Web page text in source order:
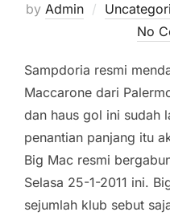
by Admin
No
Sampdoria resmi
Maccarone dari
dan haus gol ini sudah
penantian panjang itu
Big Mac resmi
Selasa 25-1-2011 ini.
sejumlah klub sebut